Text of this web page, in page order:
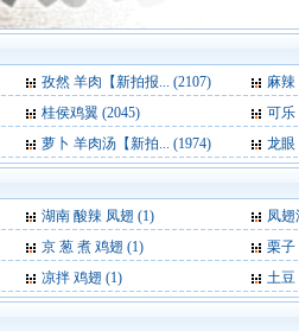
孜然 羊肉【新拍报... (2107)
麻辣
桂侯鸡翼 (2045)
可乐
萝卜 羊肉汤【新拍... (1974) 龙眼
湖南 酸辣 凤翅 (1)
凤翅
京 葱 煮 鸡翅 (1)
栗子
凉拌 鸡翅 (1) 土豆